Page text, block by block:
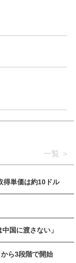
一覧
得単価は約10ドル
国に渡さない」
ら3段階で開始